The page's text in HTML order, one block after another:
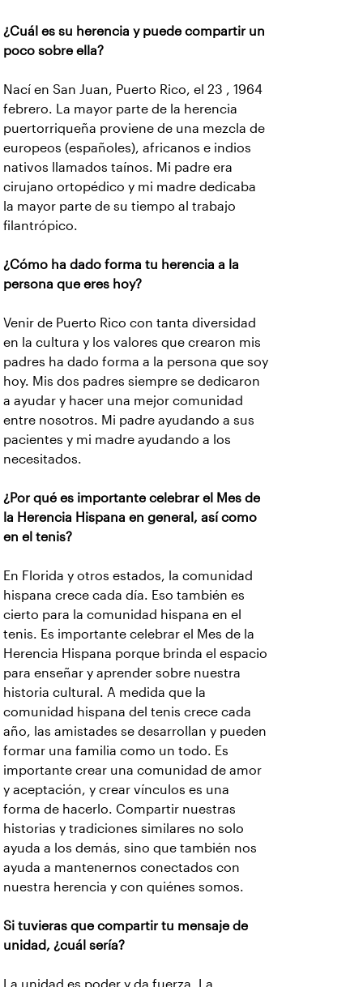
¿Cuál es su herencia y puede compartir un
poco sobre ella?
Nací en San Juan, Puerto Rico, el 23 , 1964
febrero. La mayor parte de la herencia
puertorriqueña proviene de una mezcla de
europeos (españoles), africanos e indios
nativos llamados taínos. Mi padre era
cirujano ortopédico y mi madre dedicaba
la mayor parte de su tiempo al trabajo
filantrópico.
¿Cómo ha dado forma tu herencia a la
persona que eres hoy?
Venir de Puerto Rico con tanta diversidad
en la cultura y los valores que crearon mis
padres ha dado forma a la persona que soy
hoy. Mis dos padres siempre se dedicaron
a ayudar y hacer una mejor comunidad
entre nosotros. Mi padre ayudando a sus
pacientes y mi madre ayudando a los
necesitados.
¿Por qué es importante celebrar el Mes de
la Herencia Hispana en general, así como
en el tenis?
En Florida y otros estados, la comunidad
hispana crece cada día. Eso también es
cierto para la comunidad hispana en el
tenis. Es importante celebrar el Mes de la
Herencia Hispana porque brinda el espacio
para enseñar y aprender sobre nuestra
historia cultural. A medida que la
comunidad hispana del tenis crece cada
año, las amistades se desarrollan y pueden
formar una familia como un todo. Es
importante crear una comunidad de amor
y aceptación, y crear vínculos es una
forma de hacerlo. Compartir nuestras
historias y tradiciones similares no solo
ayuda a los demás, sino que también nos
ayuda a mantenernos conectados con
nuestra herencia y con quiénes somos.
Si tuvieras que compartir tu mensaje de
unidad, ¿cuál sería?
La unidad es poder y da fuerza. La